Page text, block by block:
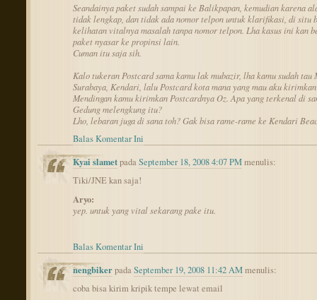
Seandainya paket sudah sampai ke Balikpapan, kemudian karena
tidak lengkap, dan tidak ada nomor telpon untuk klarifikasi, di situ
kelihatan vitalnya masalah tanpa nomor telpon. Lha kasus ini kan
paket nyasar ke propinsi lain.
Cuman itu saja sih.
Kalo tukeran Postcard sama kamu lak mubazir, lha kamu sudah tau
Surabaya, Kendari, lalu Postcard kota mana yang mau aku
Mendingan kamu kirimkan Postcardnya Oz. Apa yang terkenal di
Gedung melengkung itu?
Lho, lebaran juga di sana toh? Gak bisa rame-rame ke Kendari
Balas Komentar Ini
Kyai slametpadaSeptember 18, 2008 4:07 PMmenulis:
Tiki/JNE kan saja!
Aryo:
yep. untuk yang vital sekarang pake itu.
Balas Komentar Ini
nengbikerpadaSeptember 19, 2008 11:42 AMmenulis:
coba bisa kirim kripik tempe lewat email